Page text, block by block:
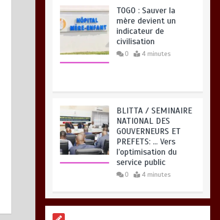
mère devient un
indicateur de
civilisation
0 4 minutes
NATIONAL DES
GOUVERNEURS ET
PREFETS: … Vers
l’optimisation du
service public
0 4 minutes
RODRI AU BARÇA